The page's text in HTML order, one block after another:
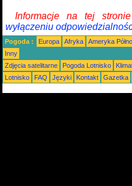
Informacje na tej
wyłączeniu
Pogoda : Europa Afryka Ameryka
Inny
Zdjęcia satelitarne
Pogoda Lotnisko
Lotnisko
FAQ Języki Kontakt Gazetka